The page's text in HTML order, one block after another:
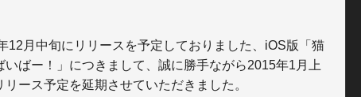
12月中旬にリリースを予定しておりました、iOS版「猫
いばー！」につきまして、誠に勝手ながら2015年1月上
リース予定を延期させていただきました。